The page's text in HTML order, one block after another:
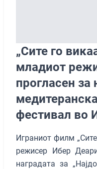
„Сите го
младиот
прогласен
фестивал во
Играниот филм
режисер Ибер
наградата за